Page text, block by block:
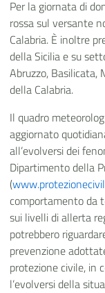
Per la giornata di
rossa sul versante
Calabria. È inoltre
della Sicilia e su
Abruzzo, Basilicata,
della Calabria.
Il quadro
aggiornato
all’evolversi dei
Dipartimento della
(
comportamento da
sui livelli di allerta
potrebbero
prevenzione
protezione civile, in
l’evolversi della